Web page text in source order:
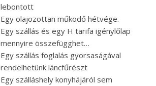
lebontott
Egy olajozottan működő hétvége.
Egy szállás és egy H tarifa igénylőlap
mennyire összefügghet…
Egy szállás foglalás gyorsaságával
rendelhetünk láncfűrészt
Egy szálláshely konyhájáról sem